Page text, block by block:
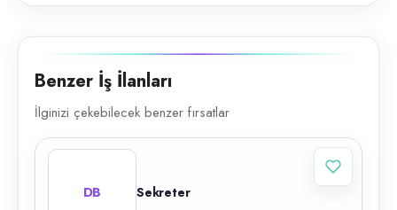
Benzer İş İlanları
İlginizi çekebilecek benzer fırsatlar
DB Sekreter